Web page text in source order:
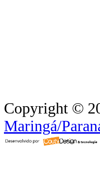
Copyright ©
Maringá/